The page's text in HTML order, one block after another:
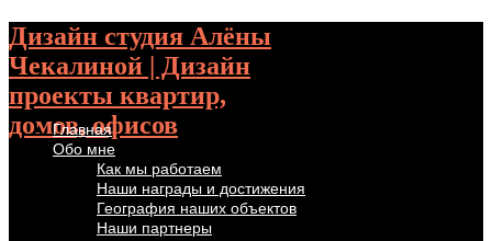
Дизайн студия Алёны
Чекалиной | Дизайн
проекты квартир,
домов, офисов
Главная
Обо мне
Как мы работаем
Наши награды и достижения
География наших объектов
Наши партнеры